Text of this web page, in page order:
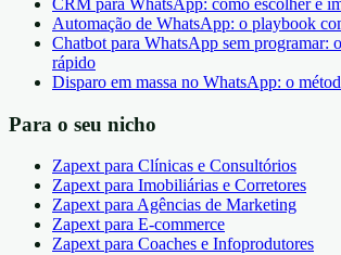
Automação de WhatsApp: o playbook
Chatbot para WhatsApp sem programar:
rápido
Disparo em massa no WhatsApp: o
Para o seu nicho
Zapext para Clínicas e Consultórios
Zapext para Imobiliárias e Corretores
Zapext para Agências de Marketing
Zapext para E-commerce
Zapext para Coaches e Infoprodutores